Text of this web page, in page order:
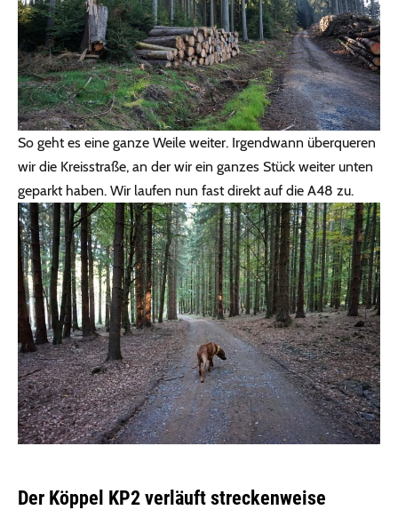
So geht es eine ganze Weile weiter. Irgendwann überqueren
wir die Kreisstraße, an der wir ein ganzes Stück weiter unten
geparkt haben. Wir laufen nun fast direkt auf die A48 zu.
Der Köppel KP2 verläuft streckenweise